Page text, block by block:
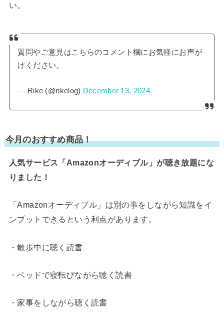
い。
質問やご意見はこちらのコメント欄にお気軽にお声が
けください。
— Rike (@rikelog) December 13, 2024
今月のおすすめ商品！
人気サービス「Amazonオーディブル」が聴き放題にな
りました！
「Amazonオーディブル」は別の事をしながら知識をイ
ンプットできるという利点があります。
・散歩中に聴く読書
・ベッドで寝転びながら聴く読書
・家事をしながら聴く読書